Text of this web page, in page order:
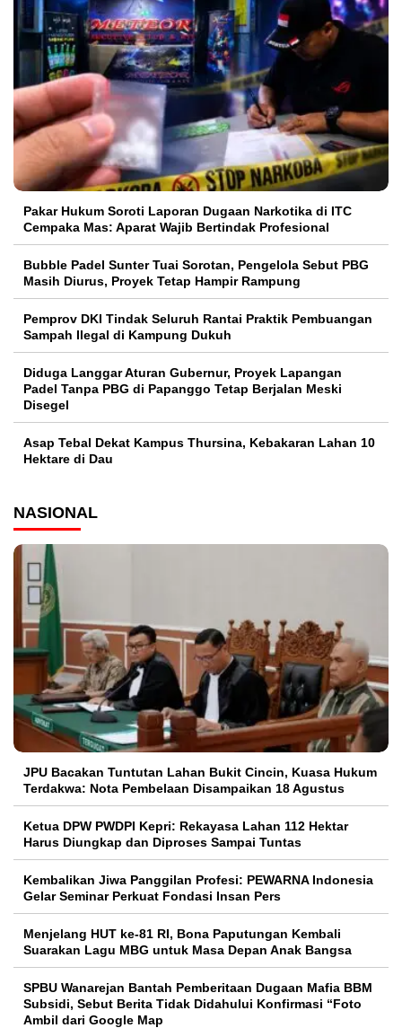
Pakar Hukum Soroti Laporan Dugaan Narkotika di ITC
Cempaka Mas: Aparat Wajib Bertindak Profesional
Bubble Padel Sunter Tuai Sorotan, Pengelola Sebut PBG
Masih Diurus, Proyek Tetap Hampir Rampung
Pemprov DKI Tindak Seluruh Rantai Praktik Pembuangan
Sampah Ilegal di Kampung Dukuh
Diduga Langgar Aturan Gubernur, Proyek Lapangan
Padel Tanpa PBG di Papanggo Tetap Berjalan Meski
Disegel
Asap Tebal Dekat Kampus Thursina, Kebakaran Lahan 10
Hektare di Dau
NASIONAL
JPU Bacakan Tuntutan Lahan Bukit Cincin, Kuasa Hukum
Terdakwa: Nota Pembelaan Disampaikan 18 Agustus
Ketua DPW PWDPI Kepri: Rekayasa Lahan 112 Hektar
Harus Diungkap dan Diproses Sampai Tuntas
Kembalikan Jiwa Panggilan Profesi: PEWARNA Indonesia
Gelar Seminar Perkuat Fondasi Insan Pers
Menjelang HUT ke-81 RI, Bona Paputungan Kembali
Suarakan Lagu MBG untuk Masa Depan Anak Bangsa
SPBU Wanarejan Bantah Pemberitaan Dugaan Mafia BBM
Subsidi, Sebut Berita Tidak Didahului Konfirmasi “Foto
Ambil dari Google Map